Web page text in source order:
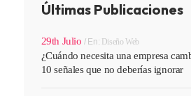
Últimas Publicaciones
29th JulioEn: Diseño Web
¿Cuándo necesita una empresa
10 señales que no deberías ignorar